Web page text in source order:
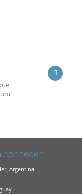
conhecer
Argentina